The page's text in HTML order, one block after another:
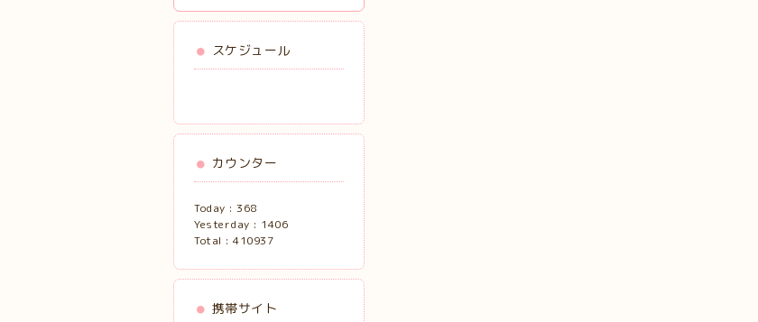
スケジュール
カウンター
Today : 368
Yesterday : 1406
Total : 410937
携帯サイト